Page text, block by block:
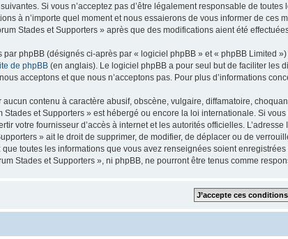
Si vous n’acceptez pas d’être légalement responsable de
à n’importe quel moment et nous essaierons de vous informer de
Stades et Supporters » après que des modifications aient été
par phpBB (désignés ci-après par « logiciel phpBB » et « phpBB Limited
de phpBB (en anglais). Le logiciel phpBB a pour seul but de faciliter les
acceptons et que nous n’acceptons pas. Pour plus d’informations
contenu à caractère abusif, obscène, vulgaire, diffamatoire,
Stades et Supporters » est hébergé ou encore la loi internationale. Si
votre fournisseur d’accès à internet et les autorités officielles.
» ait le droit de supprimer, de modifier, de déplacer ou de
que toutes les informations que vous avez renseignées soient
Stades et Supporters », ni phpBB, ne pourront être tenus comme